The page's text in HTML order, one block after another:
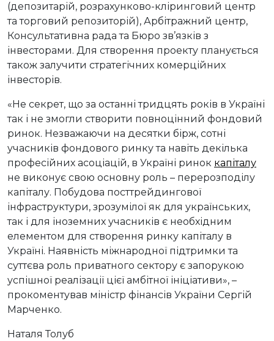
(депозитарій, розрахунково-кліринговий центр
та торговий репозиторій), Арбітражний центр,
Консультативна рада та Бюро зв’язків з
інвесторами. Для створення проекту планується
також залучити стратегічних комерційних
інвесторів.
«Не секрет, що за останні тридцять років в Україні
так і не змогли створити повноцінний фондовий
ринок. Незважаючи на десятки бірж, сотні
учасників фондового ринку та навіть декілька
професійних асоціацій, в Україні ринок капіталу
не виконує свою основну роль – перерозподілу
капіталу. Побудова посттрейдингової
інфраструктури, зрозумілої як для українських,
так і для іноземних учасників є необхідним
елементом для створення ринку капіталу в
Україні. Наявність міжнародної підтримки та
суттєва роль приватного сектору є запорукою
успішної реалізації цієї амбітної ініціативи», –
прокоментував міністр фінансів України Сергій
Марченко.
Наталя Толуб